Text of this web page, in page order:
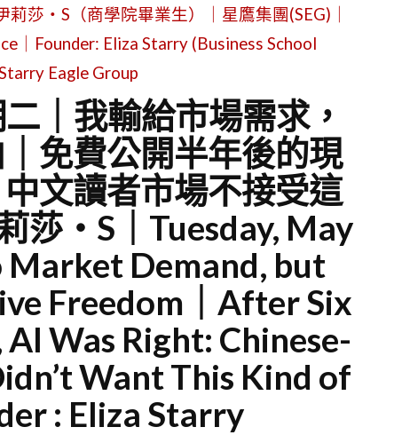
莎・S（商學院畢業生）｜星鷹集團(SEG)｜
Founder: Eliza Starry (Business School
Eagle Group
｜我輸給市場需求，
免費公開半年後的現
文讀者市場不接受這
莎・S｜Tuesday, May
Market Demand, but
Freedom｜After Six
Was Right: Chinese-
Want This Kind of
: Eliza Starry